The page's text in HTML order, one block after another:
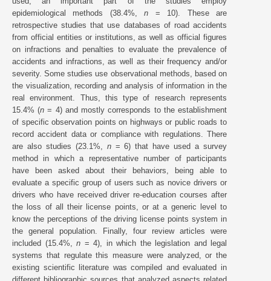
epidemiological methods (38.4%,n = 10). These are
retrospective studies that use databases of road accidents
from official entities or institutions, as well as official figures
on infractions and penalties to evaluate the prevalence of
accidents and infractions, as well as their frequency and/or
severity. Some studies use observational methods, based on
the visualization, recording and analysis of information in the
real environment. Thus, this type of research represents
15.4% (n = 4) and mostly corresponds to the establishment
of specific observation points on highways or public roads to
record accident data or compliance with regulations. There
are also studies (23.1%, n= 6) that have used a survey
method in which a representative number of participants
have been asked about their behaviors, being able to
evaluate a specific group of users such as novice drivers or
drivers who have received driver re-education courses after
the loss of all their license points, or at a generic level to
know the perceptions of the driving license points system in
the general population. Finally, four review articles were
included (15.4%, n = 4), in which the legislation and legal
systems that regulate this measure were analyzed, or the
existing scientific literature was compiled and evaluated in